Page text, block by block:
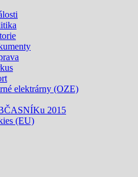
elektrárny (OZE)
2015
(EU)